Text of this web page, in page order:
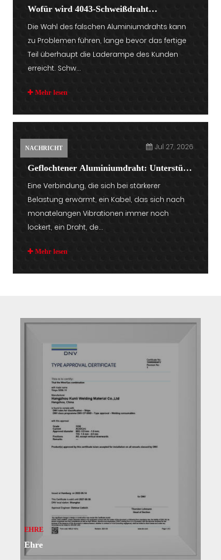
Wofür wird 4043-Schweißdraht
verwendet?
Die Wahl des falschen Aluminiumdrahts kann
zu Problemen führen, lange bevor das fertige
Teil überhaupt die Laderampe des Kunden
erreicht. Schw...
Mehr lesen
NACHRICHT Jul 27, 2026
Geflochtener Aluminiumdraht: Unterstützt
stab...
Eine Verbindung, die sich bei stärkerer
Belastung erwärmt, ein Kabel, das sich nach
monatelangen Vibrationen immer noch
lockert, ein Draht, de...
Mehr lesen
EHRE
Ehre